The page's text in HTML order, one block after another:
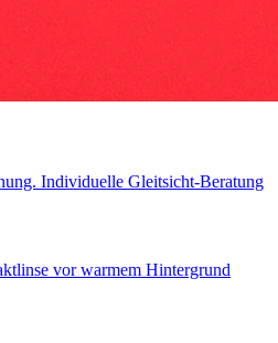
Individuelle Gleitsicht-Beratung